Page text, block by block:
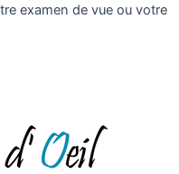
examen de vue ou votre